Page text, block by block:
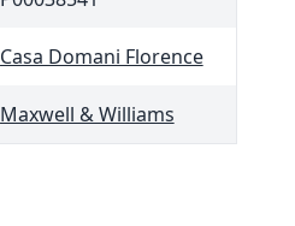
Casa Domani Florence
Maxwell & Williams